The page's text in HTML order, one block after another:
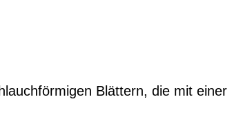
Blättern, die mit einer